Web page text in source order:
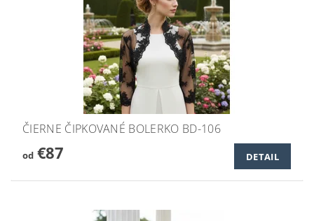
ČIERNE ČIPKOVANÉ BOLERKO BD-106
od€87 DETAIL